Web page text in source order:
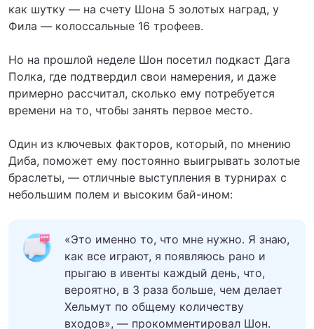
как шутку — на счету Шона 5 золотых наград, у
Фила — колоссальные 16 трофеев.
Но на прошлой неделе Шон посетил подкаст Дага
Полка, где подтвердил свои намерения, и даже
примерно рассчитал, сколько ему потребуется
времени на то, чтобы занять первое место.
Один из ключевых факторов, который, по мнению
Диба, поможет ему постоянно выигрывать золотые
браслеты, — отличные выступления в турнирах с
небольшим полем и высоким бай-ином:
«Это именно то, что мне нужно. Я знаю,
как все играют, я появляюсь рано и
прыгаю в ивенты каждый день, что,
вероятно, в 3 раза больше, чем делает
Хельмут по общему количеству
входов», — прокомментировал Шон.